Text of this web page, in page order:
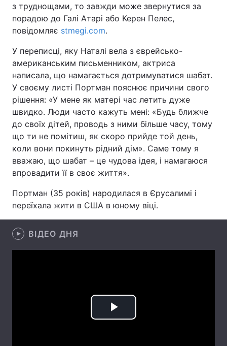
Головна Війна
Економіка Світ
Спорт Наука
Техно і зв'язок Лайт
Інциденти
Здоров'я Туризм
Цікавинки Погода
Екологія Регіони
Лонгріди
Відео з Youtube Статті
Вакансії
з труднощами, то завжди може звернутися за
порадою до Галі Атарі або Керен Пелес,
повідомляє stmegi.com.
У переписці, яку Наталі вела з єврейсько-
американським письменником, актриса
написала, що намагається дотримуватися шабат.
У своєму листі Портман пояснює причини свого
рішення: «У мене як матері час летить дуже
швидко. Люди часто кажуть мені: «Будь ближче
до своїх дітей, проводь з ними більше часу, тому
що ти не помітиш, як скоро прийде той день,
коли вони покинуть рідний дім». Саме тому я
вважаю, що шабат – це чудова ідея, і намагаюся
впровадити її в своє життя».
Портман (35 років) народилася в Єрусалимі і
переїхала жити в США в юному віці.
ВІДЕО ДНЯ
Play